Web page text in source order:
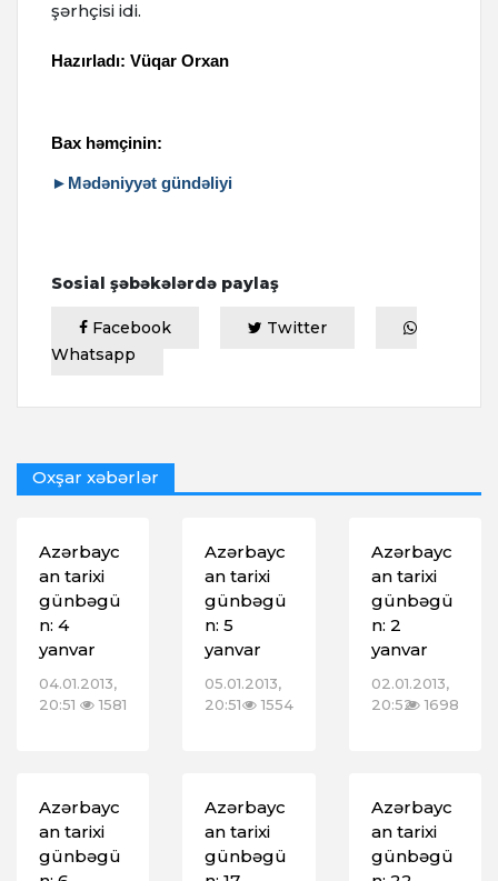
şərhçisi idi.
Hazırladı: Vüqar Orxan
Bax həmçinin:
►Mədəniyyət gündəliyi
Sosial şəbəkələrdə paylaş
Facebook
Twitter
Whatsapp
Oxşar xəbərlər
Azərbayc
an tarixi
günbəgü
n: 4
yanvar
04.01.2013,
20:51
1581
Azərbayc
an tarixi
günbəgü
n: 5
yanvar
05.01.2013,
20:51
1554
Azərbayc
an tarixi
günbəgü
n: 2
yanvar
02.01.2013,
20:52 1698
Azərbayc
an tarixi
günbəgü
Azərbayc
an tarixi
günbəgü
Azərbayc
an tarixi
günbəgü